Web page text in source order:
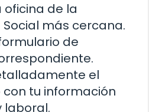
oficina de la
más cercana.
de
el
tu información
laboral.